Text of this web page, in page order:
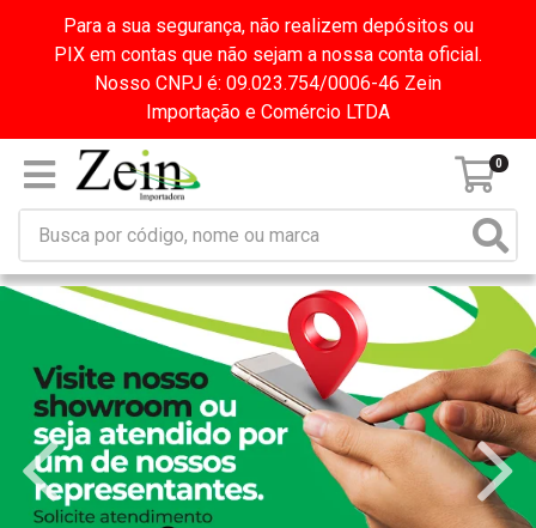
Para a sua segurança, não realizem depósitos ou
PIX em contas que não sejam a nossa conta oficial.
Nosso CNPJ é: 09.023.754/0006-46 Zein
Importação e Comércio LTDA
0